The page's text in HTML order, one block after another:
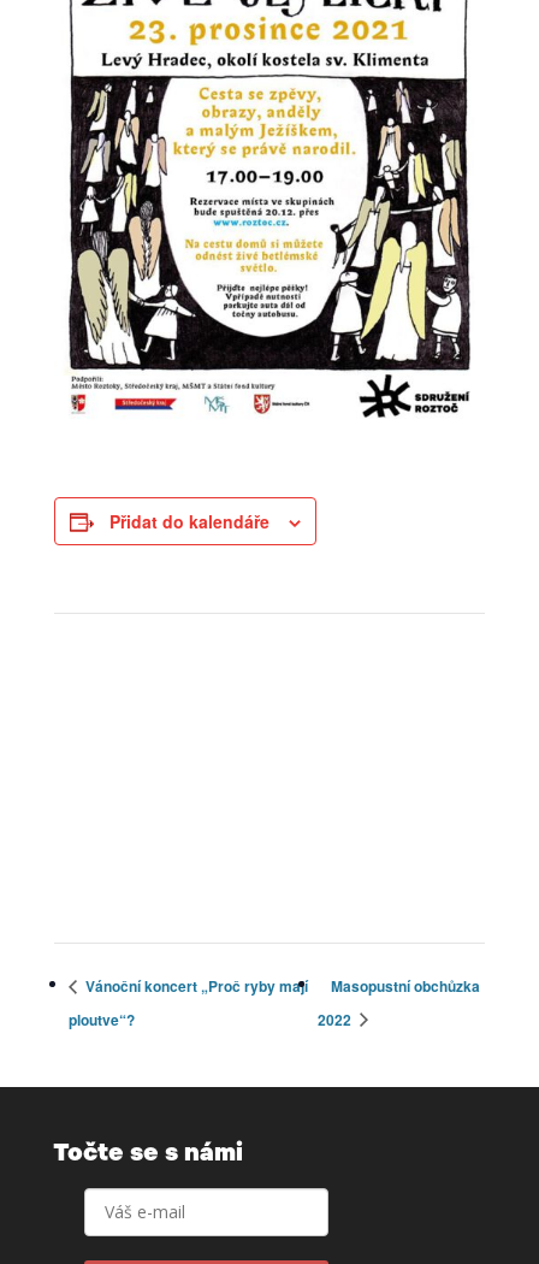
Přidat do kalendáře
Vánoční koncert „Proč ryby mají
ploutve“?
Masopustní obchůzka
2022
Točte se s námi